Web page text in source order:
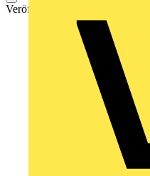
Veröffentlicht: 26. Oktober 2020